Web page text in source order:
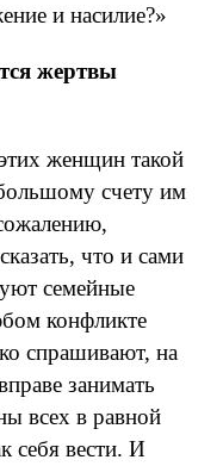
и насилие?»
жертвы
женщин такой
счету им
что и сами
семейные
конфликте
спрашивают, на
занимать
всех в равной
себя вести. И